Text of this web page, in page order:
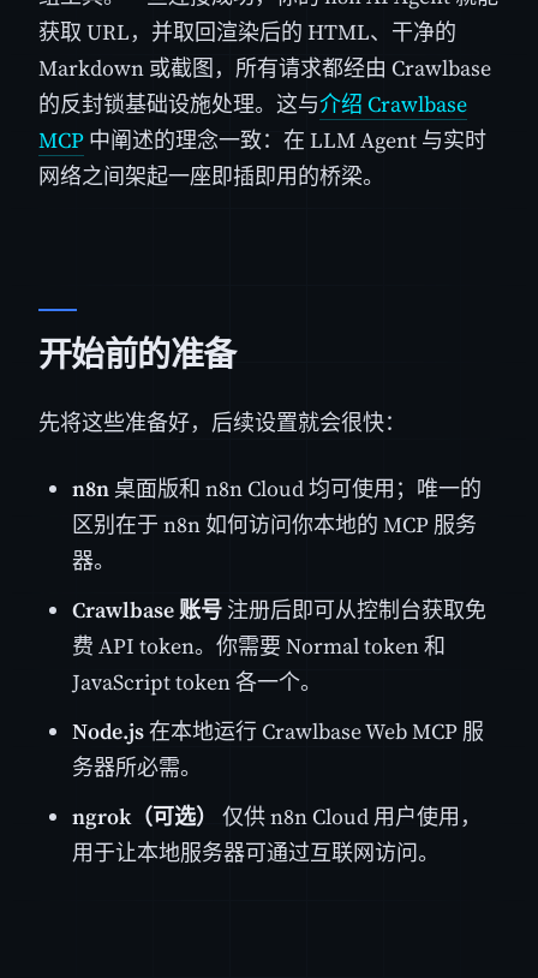
获取 URL，并取回渲染后的 HTML、干净的
Markdown 或截图，所有请求都经由 Crawlbase
的反封锁基础设施处理。这与介绍 Crawlbase
MCP 中阐述的理念一致：在 LLM Agent 与实时
网络之间架起一座即插即用的桥梁。
开始前的准备
先将这些准备好，后续设置就会很快：
n8n 桌面版和 n8n Cloud 均可使用；唯一的
区别在于 n8n 如何访问你本地的 MCP 服务
器。
Crawlbase 账号 注册后即可从控制台获取免
费 API token。你需要 Normal token 和
JavaScript token 各一个。
Node.js在本地运行 Crawlbase Web MCP 服
务器所必需。
ngrok（可选） 仅供 n8n Cloud 用户使用，
用于让本地服务器可通过互联网访问。